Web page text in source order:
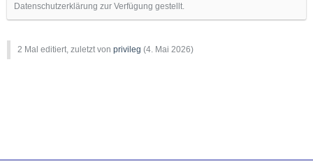
Datenschutzerklärung zur Verfügung gestellt.
2 Mal editiert, zuletzt von privileg (4. Mai 2026)